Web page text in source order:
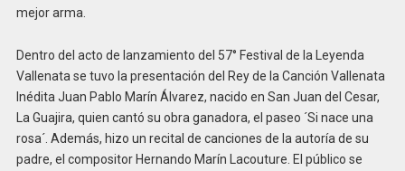
mejor arma.
Dentro del acto de lanzamiento del 57° Festival de la Leyenda
Vallenata se tuvo la presentación del Rey de la Canción Vallenata
Inédita Juan Pablo Marín Álvarez, nacido en San Juan del Cesar,
La Guajira, quien cantó su obra ganadora, el paseo ´Si nace una
rosa´. Además, hizo un recital de canciones de la autoría de su
padre, el compositor Hernando Marín Lacouture. El público se